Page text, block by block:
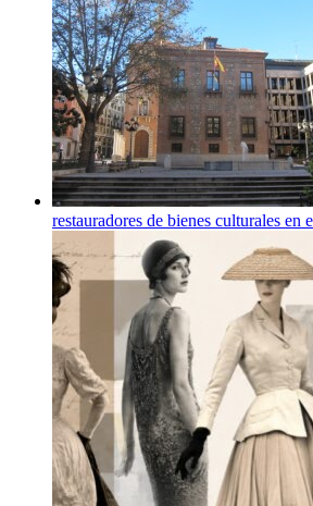
restauradores de bienes culturales